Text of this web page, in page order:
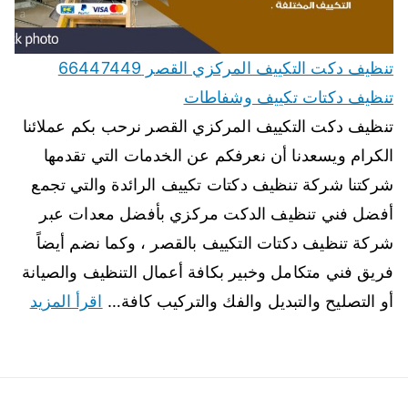
تنظيف دكت التكييف المركزي القصر 66447449
تنظيف دكتات تكييف وشفاطات
تنظيف دكت التكييف المركزي القصر نرحب بكم عملائنا
الكرام ويسعدنا أن نعرفكم عن الخدمات التي تقدمها
شركتنا شركة تنظيف دكتات تكييف الرائدة والتي تجمع
أفضل فني تنظيف الدكت مركزي بأفضل معدات عبر
شركة تنظيف دكتات التكييف بالقصر ، وكما نضم أيضاً
فريق فني متكامل وخبير بكافة أعمال التنظيف والصيانة
أو التصليح والتبديل والفك والتركيب كافة… اقرأ المزيد